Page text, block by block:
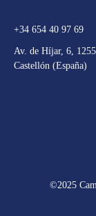
+34 654 40 97 69
Av. de Híjar, 6,
Castellón (España)
©2025